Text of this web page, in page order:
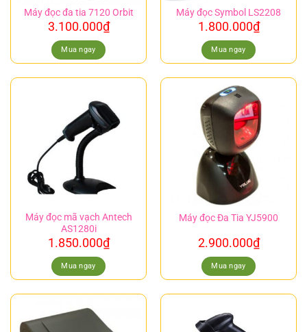
Máy đọc đa tia 7120 Orbit
3.100.000₫
Mua ngay
Máy đọc Symbol LS2208
1.800.000₫
Mua ngay
Máy đọc mã vạch Antech
AS1280i
1.850.000₫
Mua ngay
Máy đọc Đa Tia YJ5900
2.900.000₫
Mua ngay